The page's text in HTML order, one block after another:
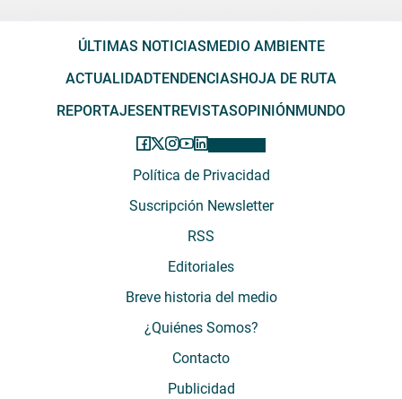
ÚLTIMAS NOTICIAS MEDIO AMBIENTE
ACTUALIDADTENDENCIAS HOJA DE RUTA
REPORTAJES ENTREVISTASOPINIÓN MUNDO
Política de Privacidad
Suscripción Newsletter
RSS
Editoriales
Breve historia del medio
¿Quiénes Somos?
Contacto
Publicidad